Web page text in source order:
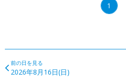
1
前の日を見る
2026年8月16日(日)